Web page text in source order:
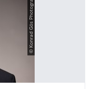
© Konrad Gös Photograph